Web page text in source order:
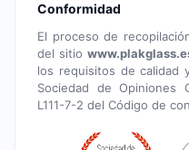
Conformidad
El proceso de
del sitio
los requisitos de calidad
Sociedad de Opiniones
L111-7-2 del Código de